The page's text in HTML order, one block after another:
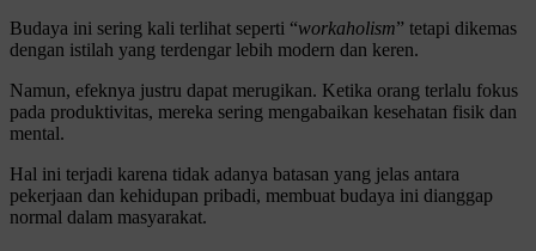
Budaya ini sering kali terlihat seperti “workaholism” tetapi dikemas
dengan istilah yang terdengar lebih modern dan keren.
Namun, efeknya justru dapat merugikan. Ketika orang terlalu fokus
pada produktivitas, mereka sering mengabaikan kesehatan fisik dan
mental.
Hal ini terjadi karena tidak adanya batasan yang jelas antara
pekerjaan dan kehidupan pribadi, membuat budaya ini dianggap
normal dalam masyarakat.